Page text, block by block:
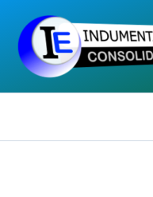
contenido